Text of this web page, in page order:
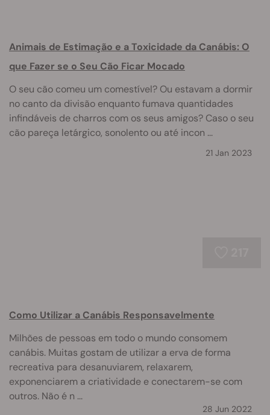
Animais de Estimação e a Toxicidade da Canábis: O
que Fazer se o Seu Cão Ficar Mocado
O seu cão comeu um comestível? Ou estavam a dormir
no canto da divisão enquanto fumava quantidades
infindáveis de charros com os seus amigos? Caso o seu
cão pareça letárgico, sonolento ou até incon ...
21 Jan 2023
Como Utilizar a Canábis Responsavelmente
Milhões de pessoas em todo o mundo consomem
canábis. Muitas gostam de utilizar a erva de forma
recreativa para desanuviarem, relaxarem,
exponenciarem a criatividade e conectarem-se com
outros. Não é n ...
28 Jun 2022